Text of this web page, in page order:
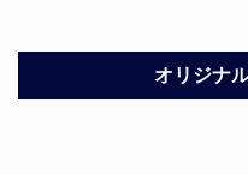
オリジナ